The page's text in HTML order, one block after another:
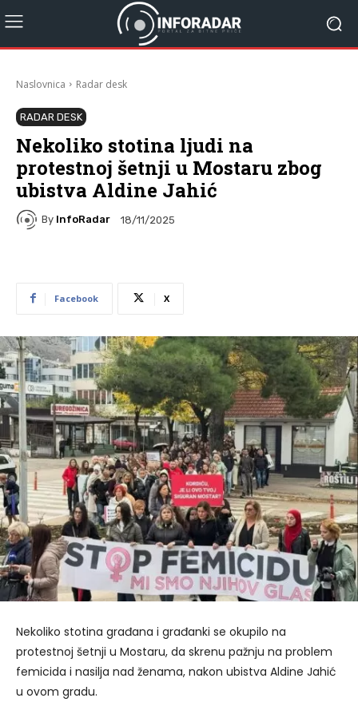
Naslovnica Radar desk
RADAR DESK
Nekoliko stotina ljudi na
protestnoj šetnji u Mostaru zbog
ubistva Aldine Jahić
By InfoRadar 18/11/2025
Facebook X
Nekoliko stotina građana i građanki se okupilo na
protestnoj šetnji u Mostaru, da skrenu pažnju na problem
femicida i nasilja nad ženama, nakon ubistva Aldine Jahić
u ovom gradu.